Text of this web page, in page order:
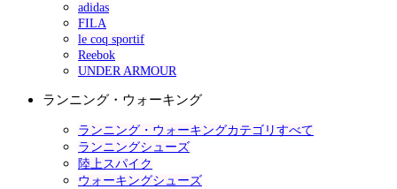
adidas
FILA
le coq sportif
Reebok
UNDER ARMOUR
ランニング・ウォーキング
ランニング・ウォーキングカテゴリすべて
ランニングシューズ
陸上スパイク
ウォーキングシューズ